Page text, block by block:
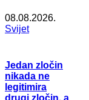
08.08.2026.
Svijet
Jedan zločin
nikada ne
legitimira
drugi zločin, a